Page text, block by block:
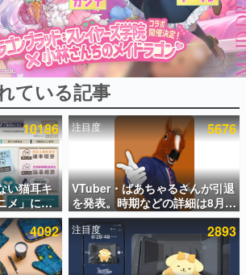
一覧
り記事
数が数千以上！ ページビュー数万以上！ などな
の人々に読まれた、電ファミ渾身の“殿堂入り”記
めました。
ムの企画書
ムクリエイターの方々に製作時のエピソードをお
ヒットする企画（ゲーム）とは何か？を探ってい
を解いてはいけない。『赫本』は、〈試験問題〉
た短編ホラー小説集です。
ている記事
10186
い猫耳キ
メ」に視
見。違法
写も含め
す
注目度 5676
VTuber・ばあちゃるさんが引退
を発表。時期などの詳細は8月9
日15時からの配信で説明
4092 注目度 2893